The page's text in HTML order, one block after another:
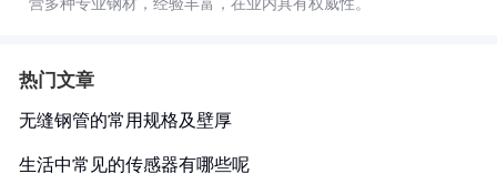
营多种专业钢材，经验丰富，在业内具有权威性。
热门文章
无缝钢管的常用规格及壁厚
生活中常见的传感器有哪些呢